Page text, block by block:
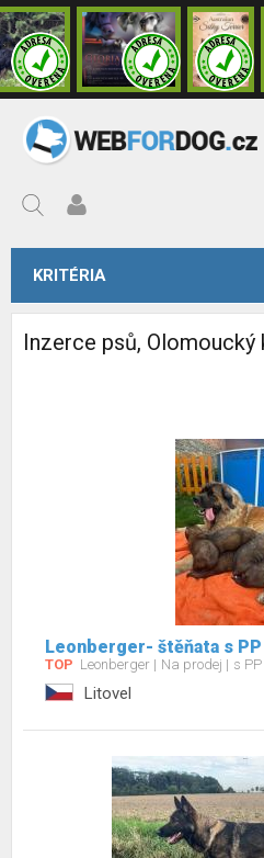
KRITÉRIA
Inzerce psů, Olomoucký
Leonberger- štěňata s PP
TOP Leonberger Na prodej s PP
Litovel